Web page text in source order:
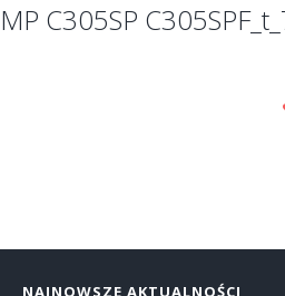
MP C305SP
NAJNOWSZE AKTUALNOŚCI